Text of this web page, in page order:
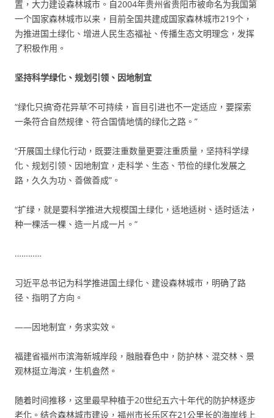
置，大力建设森林城市。自2004年贵州省贵阳市被命名为我国第
一个国家森林城市以来，目前全国共建成国家森林城市219个，
为推进国土绿化、增进人民生态福祉、传播生态文明理念，发挥
了积极作用。
坚持科学绿化、规划引领、因地制宜
“绿化只搞‘奇花异草’不可持续，盲目引进也不一定适应，要探索
一条符合自然规律、符合国情地情的绿化之路。”
“开展国土绿化行动，既要注重数量更要注重质量，坚持科学绿
化、规划引领、因地制宜，走科学、生态、节俭的绿化发展之
路，久久为功、善做善成”。
“扩绿，就是要科学推进大规模国土绿化，适地适树、适时适法，
种一棵活一棵、造一片成一片。”
…………
习近平总书记为科学推进国土绿化、建设森林城市，明确了路
径、指明了方向。
——因地制宜，务求实效。
福建省福州市滨海新城岸段，融融春色中，防护林、混交林、景
观林挺立海滨，生机盎然。
随着时间推移，这里最早种植于20世纪五六十年代的防护林逐步
老化。结合森林城市建设，福州市长乐区在21公里长的海岸线上